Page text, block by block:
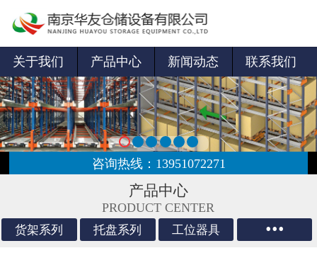

企业概况
新闻动态
产品中心
服务项目
案例展示
关于我们 产品中心 新闻动态 联系我们
咨询热线：13951072271
产品中心
PRODUCT CENTER
货架系列 托盘系列 工位器具 ...